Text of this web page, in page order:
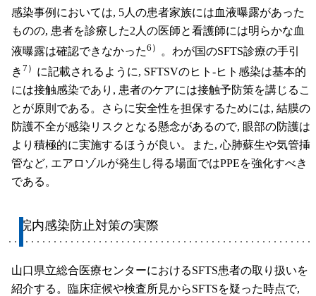
感染事例においては, 5人の患者家族には血液曝露があった
ものの, 患者を診療した2人の医師と看護師には明らかな血
液曝露は確認できなかった6）
。わが国のSFTS診療の手引
き 7） に記載されるように, SFTSVのヒト-ヒト感染は基本的
には接触感染であり, 患者のケアには接触予防策を講じるこ
とが原則である。さらに安全性を担保するためには, 結膜の
防護不全が感染リスクとなる懸念があるので, 眼部の防護は
より積極的に実施するほうが良い。また, 心肺蘇生や気管挿
管など, エアロゾルが発生し得る場面ではPPEを強化すべき
である。
院内感染防止対策の実際
山口県立総合医療センターにおけるSFTS患者の取り扱いを
紹介する。臨床症候や検査所見からSFTSを疑った時点で,